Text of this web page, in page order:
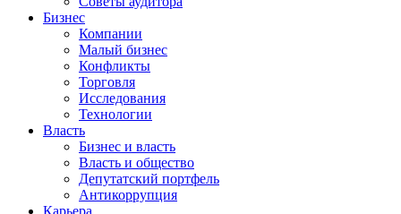
Бизнес
Компании
Малый бизнес
Конфликты
Торговля
Исследования
Технологии
Власть
Бизнес и власть
Власть и общество
Депутатский портфель
Антикоррупция
Карьера